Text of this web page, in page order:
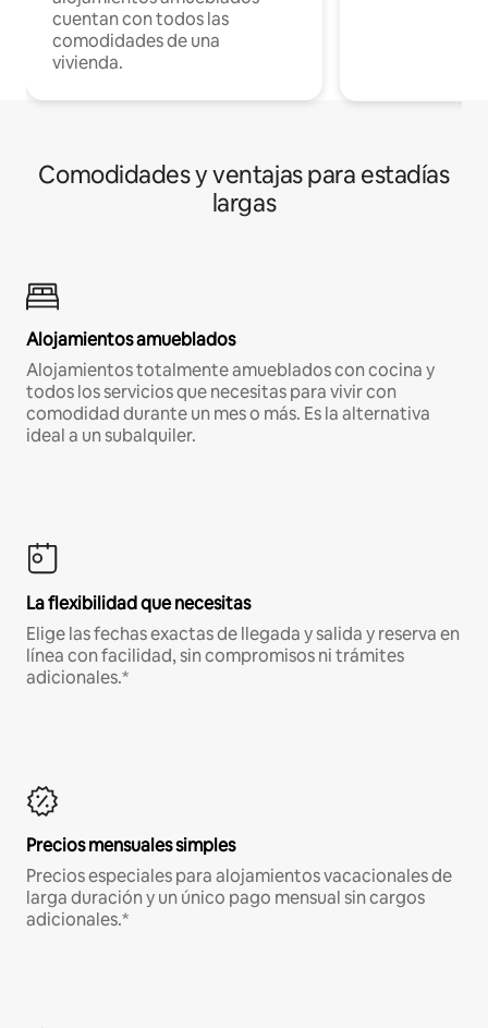
cuentan con todos las
comodidades de una
vivienda.
Comodidades y ventajas para estadías
largas
Alojamientos amueblados
Alojamientos totalmente amueblados con cocina y
todos los servicios que necesitas para vivir con
comodidad durante un mes o más. Es la alternativa
ideal a un subalquiler.
La flexibilidad que necesitas
Elige las fechas exactas de llegada y salida y reserva en
línea con facilidad, sin compromisos ni trámites
adicionales.*
Precios mensuales simples
Precios especiales para alojamientos vacacionales de
larga duración y un único pago mensual sin cargos
adicionales.*